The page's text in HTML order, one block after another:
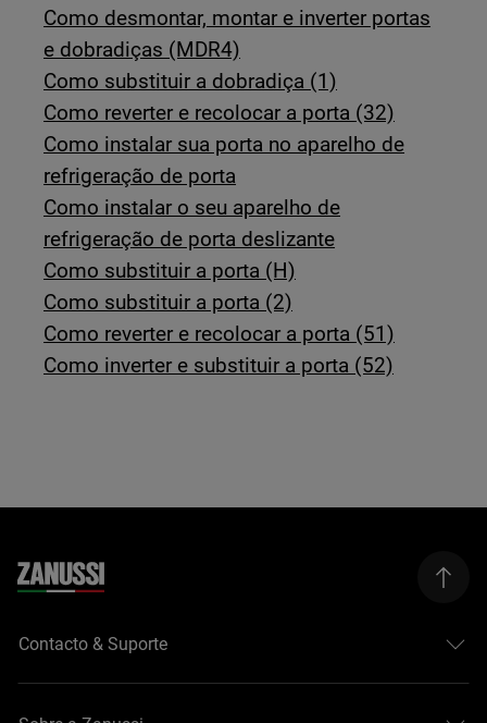
Como desmontar, montar e inverter portas
e dobradiças (MDR4)
Como substituir a dobradiça (1)
Como reverter e recolocar a porta (32)
Como instalar sua porta no aparelho de
refrigeração de porta
Como instalar o seu aparelho de
refrigeração de porta deslizante
Como substituir a porta (H)
Como substituir a porta (2)
Como reverter e recolocar a porta (51)
Como inverter e substituir a porta (52)
Contacto & Suporte